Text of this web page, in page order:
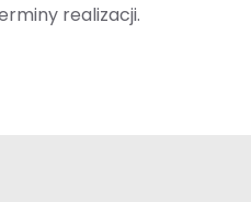
realizacji.